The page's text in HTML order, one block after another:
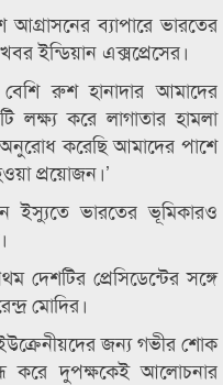
ব্যাপারে ভারতের
খবর ইন্ডিয়ান এক্সপ্রেসের।
রুশ হানাদার আমাদের
লক্ষ্য করে লাগাতার হামলা
অনুরোধ করেছি আমাদের পাশে
প্রয়োজন।’
ইস্যুতে ভারতের ভূমিকারও
প্রেসিডেন্টের সঙ্গে
মোদির।
জন্য গভীর শোক
করে দুপক্ষকেই আলোচনার